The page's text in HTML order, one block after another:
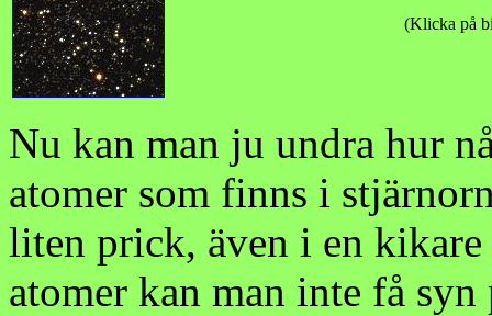
(Klicka på
Nu kan man ju undra hur
atomer som finns i
liten prick, även i en
atomer kan man inte få syn